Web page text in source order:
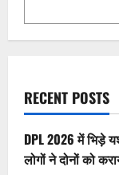
में
लॉन्च!
RECENT POSTS
DPL 2026 में भिड़े
लोगों ने दोनों को